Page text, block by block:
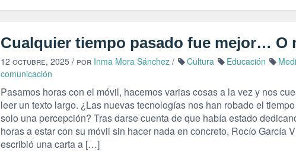
Cualquier tiempo pasado fue mejor… O
12 octubre, 2025 / por Inma Mora Sánchez/ Cultura Educación
comunicación
Pasamos horas con el móvil, hacemos varias cosas a la vez y nos
leer un texto largo. ¿Las nuevas tecnologías nos han robado el
solo una percepción? Tras darse cuenta de que había estado
horas a estar con su móvil sin hacer nada en concreto, Rocío García
escribió una carta a […]